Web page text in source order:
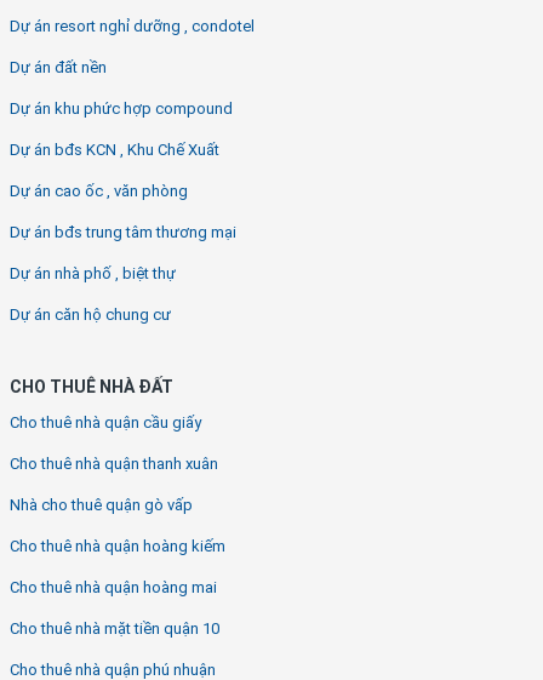
Dự án resort nghỉ dưỡng , condotel
Dự án đất nền
Dự án khu phức hợp compound
Dự án bđs KCN , Khu Chế Xuất
Dự án cao ốc , văn phòng
Dự án bđs trung tâm thương mại
Dự án nhà phố , biệt thự
Dự án căn hộ chung cư
CHO THUÊ NHÀ ĐẤT
Cho thuê nhà quận cầu giấy
Cho thuê nhà quận thanh xuân
Nhà cho thuê quận gò vấp
Cho thuê nhà quận hoàng kiếm
Cho thuê nhà quận hoàng mai
Cho thuê nhà mặt tiền quận 10
Cho thuê nhà quận phú nhuận